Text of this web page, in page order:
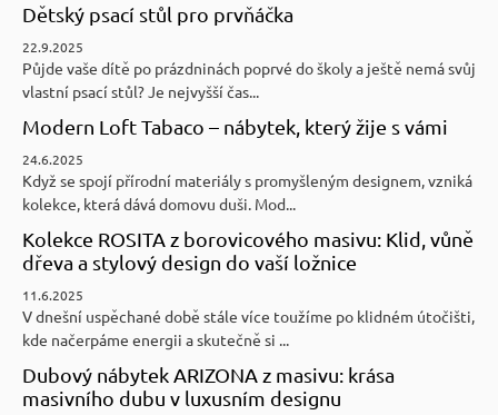
Dětský psací stůl pro prvňáčka
22.9.2025
Půjde vaše dítě po prázdninách poprvé do školy a ještě nemá svůj
vlastní psací stůl? Je nejvyšší čas...
Modern Loft Tabaco – nábytek, který žije s vámi
24.6.2025
Když se spojí přírodní materiály s promyšleným designem, vzniká
kolekce, která dává domovu duši. Mod...
Kolekce ROSITA z borovicového masivu: Klid, vůně
dřeva a stylový design do vaší ložnice
11.6.2025
V dnešní uspěchané době stále více toužíme po klidném útočišti,
kde načerpáme energii a skutečně si ...
Dubový nábytek ARIZONA z masivu: krása
masivního dubu v luxusním designu